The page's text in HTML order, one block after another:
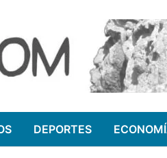
DEPORTES